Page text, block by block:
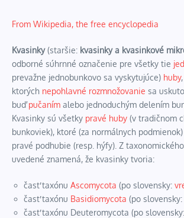
From Wikipedia, the free encyclopedia
Kvasinky(staršie: kvasinky a kvasinkové
odborné súhrnné označenie pre všetky tie
prevažne jednobunkovo sa vyskytujúce) huby,
ktorých nepohlavné rozmnožovanie sa
buďpučaním alebo jednoduchým delením
Kvasinky sú všetky pravé huby (v tradičnom
bunkoviek), ktoré (za normálnych
pravé podhubie (resp. hýfy). Z
uvedené znamená, že kvasinky tvoria:
časť taxónu Ascomycota (po slovensky:
časť taxónu Basidiomycota (po slovensky:
časť taxónu Deuteromycota (po slovensky: